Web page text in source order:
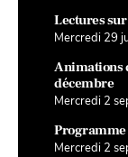
Lectures
Mercredi 29
Animations
décembre
Mercredi 2
Programme
Mercredi 2